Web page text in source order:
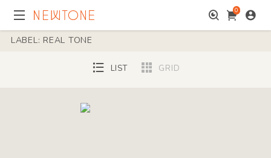
0
LABEL: REAL TONE
LIST GRID